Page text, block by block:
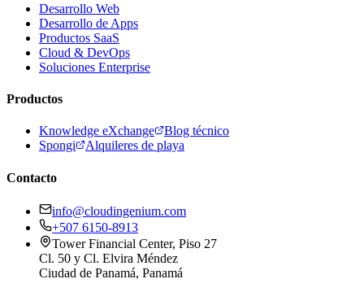
Desarrollo Web
Desarrollo de Apps
Productos SaaS
Cloud & DevOps
Soluciones Enterprise
Productos
Knowledge eXchange
Blog técnico
Spongi
Alquileres de playa
Contacto
info@cloudingenium.com
+507 6150-8913
Tower Financial Center, Piso 27
Cl. 50 y Cl. Elvira Méndez
Ciudad de Panamá, Panamá